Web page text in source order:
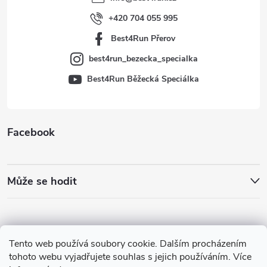
Tento web používá soubory cookie. Dalším procházením
tohoto webu vyjadřujete souhlas s jejich používáním. Více
Facebook
Může se hodit
+420 704 055 995
Best4Run Přerov
best4run_bezecka_specialka
Best4Run Běžecká Speciálka